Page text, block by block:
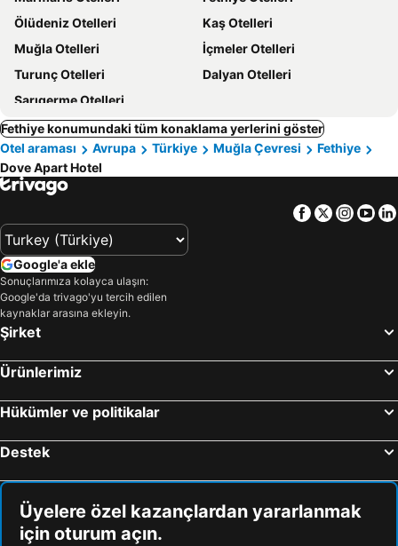
Ölüdeniz Otelleri
Kaş Otelleri
Muğla Otelleri
İçmeler Otelleri
Turunç Otelleri
Dalyan Otelleri
Sarıgerme Otelleri
Fethiye konumundaki tüm konaklama yerlerini göster
Otel araması
Avrupa Türkiye Muğla Çevresi
Fethiye
Dove Apart Hotel
Facebook
Twitter
Google'a ekle
Sonuçlarımıza kolayca ulaşın:
Google'da trivago'yu tercih edilen
kaynaklar arasına ekleyin.
Şirket
Ürünlerimiz
Hükümler ve politikalar
Destek
Üyelere özel kazançlardan yararlanmak
için oturum açın.